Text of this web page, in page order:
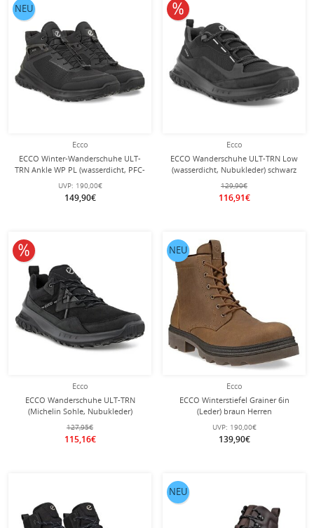
Ecco
ECCO Winter-Wanderschuhe ULT-
TRN Ankle WP PL (wasserdicht, PFC-
frei) schwarz Herren
UVP: 190,00€
149,90€
NEU
Ecco
ECCO Wanderschuhe ULT-TRN Low
(wasserdicht, Nubukleder) schwarz
Herren
129,90€
116,91€
10% reduziert
Ecco
ECCO Wanderschuhe ULT-TRN
(Michelin Sohle, Nubukleder)
schwarz Herren
127,95€
115,16€
10% reduziert
Ecco
ECCO Winterstiefel Grainer 6in
(Leder) braun Herren
UVP: 190,00€
139,90€
NEU
NEU